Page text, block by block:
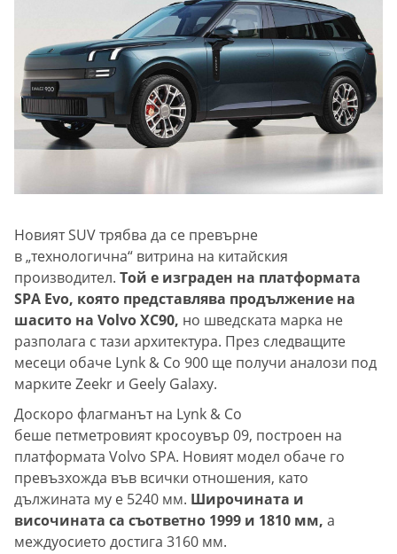
Новият SUV трябва да се превърне
в „технологична“ витрина на китайския
производител. Той е изграден на платформата
SPA Evo, която представлява продължение на
шасито на Volvo XC90, но шведската марка не
разполага с тази архитектура. През следващите
месеци обаче Lynk & Co 900 ще получи аналози под
марките Zeekr и Geely Galaxy.
Доскоро флагманът на Lynk & Co
беше петметровият кросоувър 09, построен на
платформата Volvo SPA. Новият модел обаче го
превъзхожда във всички отношения, като
дължината му е 5240 мм. Широчината и
височината са съответно 1999 и 1810 мм, а
междуосието достига 3160 мм.